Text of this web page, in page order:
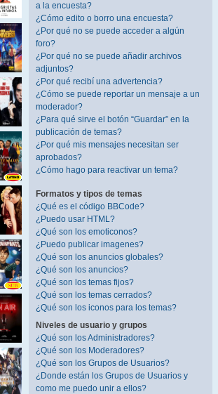
a la encuesta?
¿Cómo edito o borro una encuesta?
¿Por qué no se puede acceder a algún
foro?
¿Por qué no se puede añadir archivos
adjuntos?
¿Por qué recibí una advertencia?
¿Cómo se puede reportar un mensaje a un
moderador?
¿Para qué sirve el botón “Guardar” en la
publicación de temas?
¿Por qué mis mensajes necesitan ser
aprobados?
¿Cómo hago para reactivar un tema?
Formatos y tipos de temas
¿Qué es el código BBCode?
¿Puedo usar HTML?
¿Qué son los emoticonos?
¿Puedo publicar imagenes?
¿Qué son los anuncios globales?
¿Qué son los anuncios?
¿Qué son los temas fijos?
¿Qué son los temas cerrados?
¿Qué son los iconos para los temas?
Niveles de usuario y grupos
¿Qué son los Administradores?
¿Qué son los Moderadores?
¿Qué son los Grupos de Usuarios?
¿Donde están los Grupos de Usuarios y
como me puedo unir a ellos?